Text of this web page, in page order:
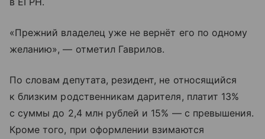
«Прежний владелец уже не вернёт его по одному
желанию», — отметил Гаврилов.
По словам депутата, резидент, не относящийся
к близким родственникам дарителя, платит 13%
с суммы до 2,4 млн рублей и 15% — с превышения.
Кроме того, при оформлении взимаются